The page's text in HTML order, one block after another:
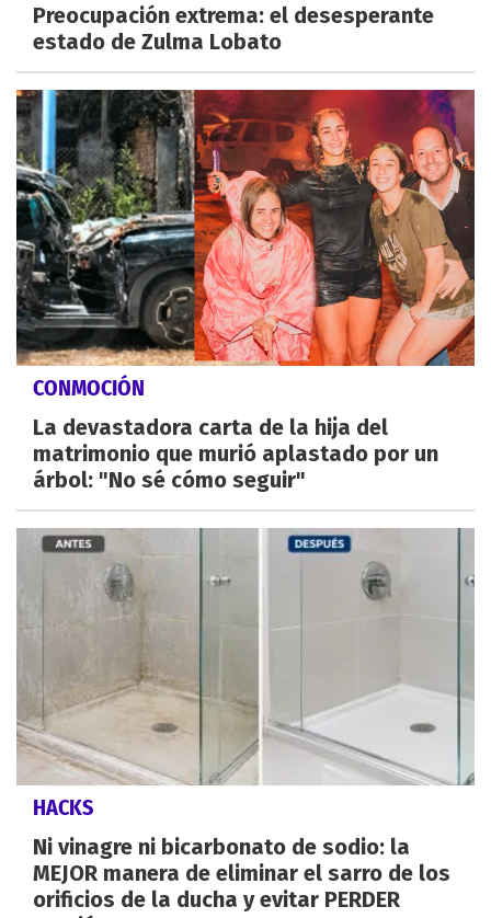
Preocupación extrema: el desesperante
estado de Zulma Lobato
CONMOCIÓN
La devastadora carta de la hija del
matrimonio que murió aplastado por un
árbol: "No sé cómo seguir"
HACKS
Ni vinagre ni bicarbonato de sodio: la
MEJOR manera de eliminar el sarro de los
orificios de la ducha y evitar PERDER